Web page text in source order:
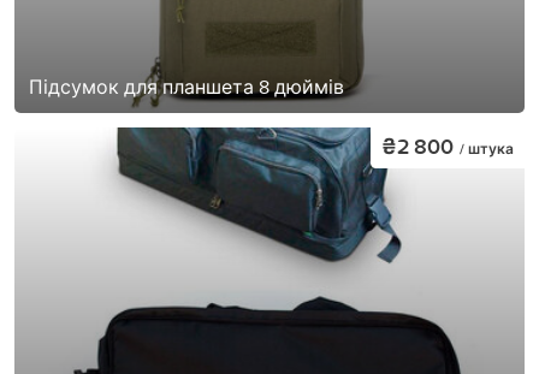
Підсумок для планшета 8 дюймів
₴2 800 / штука